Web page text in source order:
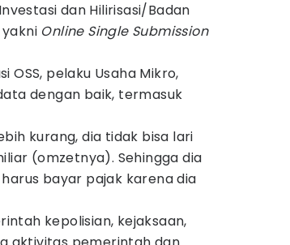
dan Hilirisasi/Badan
Online Single Submission
pelaku Usaha Mikro,
dengan baik, termasuk
kurang, dia tidak bisa lari
(omzetnya). Sehingga dia
bayar pajak karena dia
kepolisian, kejaksaan,